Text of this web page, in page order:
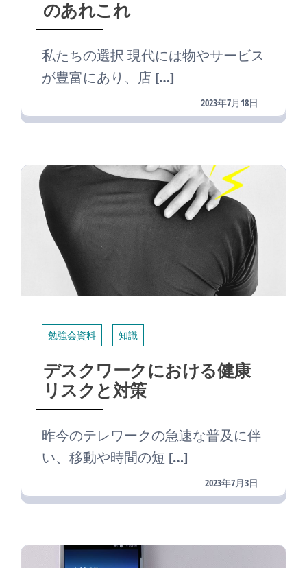
のあれこれ
私たちの選択 現代には物やサービス
が豊富にあり、店 […]
2023年7月18日
勉強会資料 知識
デスクワークにおける健康
リスクと対策
昨今のテレワークの急速な普及に伴
い、移動や時間の短 […]
2023年7月3日